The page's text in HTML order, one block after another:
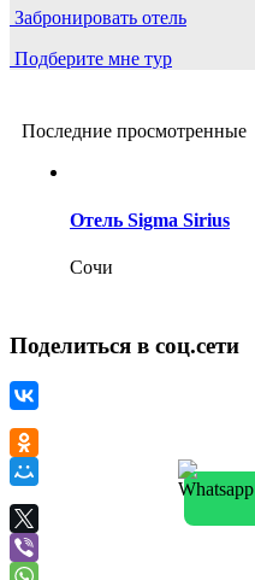
Забронировать отель
Подберите мне тур
Последние просмотренные
Отель Sigma Sirius
Сочи
Поделиться в соц.сети